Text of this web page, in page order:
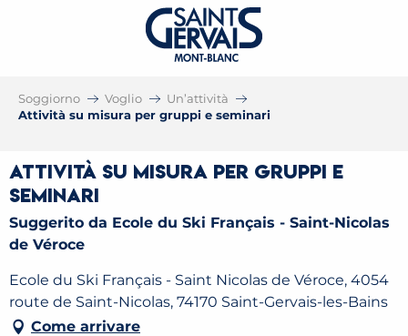
Soggiorno Voglio
Un’attività
Attività su misura per gruppi e seminari
Attività su misura per gruppi e
seminari
Suggerito da Ecole du Ski Français - Saint-Nicolas
de Véroce
Ecole du Ski Français - Saint Nicolas de Véroce, 4054
route de Saint-Nicolas, 74170 Saint-Gervais-les-Bains
Come arrivare